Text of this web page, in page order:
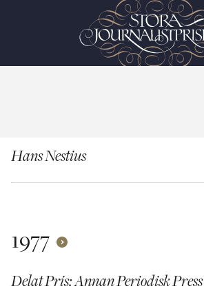
Hans Nestius
1977
Delat Pris: Annan Periodisk Press